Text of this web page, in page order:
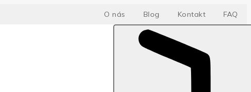
O nás Blog Kontakt FAQ